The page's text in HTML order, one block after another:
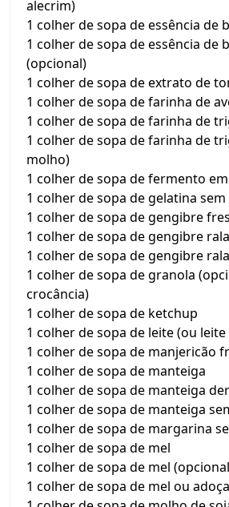
alecrim)
1 colher de sopa de essência de
1 colher de sopa de essência de
(opcional)
1 colher de sopa de extrato de
1 colher de sopa de farinha de
1 colher de sopa de farinha de
1 colher de sopa de farinha de
molho)
1 colher de sopa de fermento
1 colher de sopa de gelatina
1 colher de sopa de gengibre
1 colher de sopa de gengibre
1 colher de sopa de gengibre
1 colher de sopa de granola
crocância)
1 colher de sopa de ketchup
1 colher de sopa de leite (ou
1 colher de sopa de manjericão
1 colher de sopa de manteiga
1 colher de sopa de manteiga
1 colher de sopa de manteiga
1 colher de sopa de margarina
1 colher de sopa de mel
1 colher de sopa de mel
1 colher de sopa de mel ou